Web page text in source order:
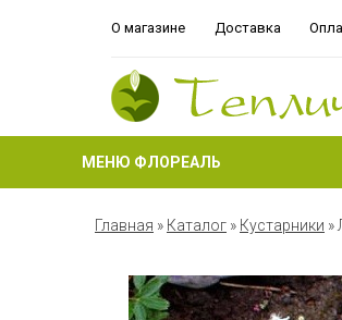
О магазине Доставка
МЕНЮ ФЛОРЕАЛЬ
Главная » Каталог » Кустарники »